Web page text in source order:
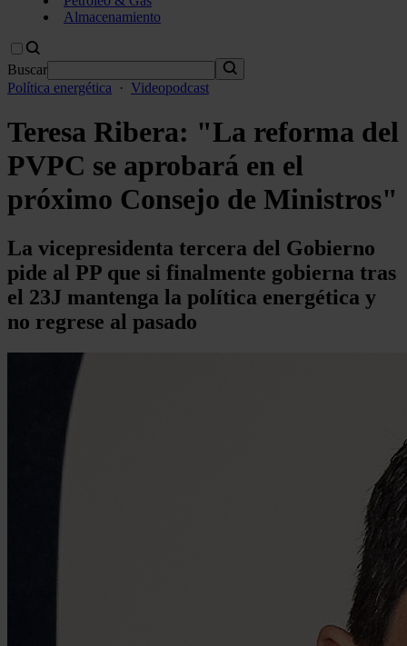
Almacenamiento
Buscar
Política energética
· Videopodcast
Teresa Ribera: "La reforma del
PVPC se aprobará en el
próximo Consejo de Ministros"
La vicepresidenta tercera del Gobierno
pide al PP que si finalmente gobierna tras
el 23J mantenga la política energética y
no regrese al pasado